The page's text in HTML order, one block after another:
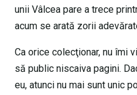
unii Vâlcea pare a trece
acum se arată zorii
Ca orice colecţionar, nu îmi
să public niscaiva pagini.
eu, atunci nu mai sunt unic